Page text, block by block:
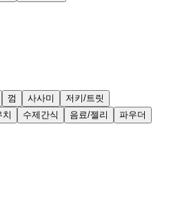
껌 사사미
저키/트릿
치 수제간식 음료/젤리 파우더